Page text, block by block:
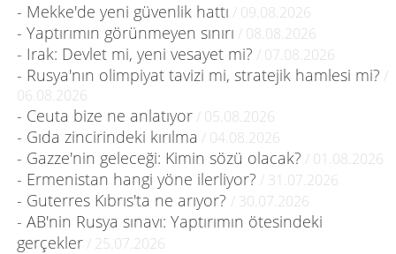
- Mekke'de yeni güvenlik hattı / 09.08.2026
- Yaptırımın görünmeyen sınırı / 08.08.2026
- Irak: Devlet mi, yeni vesayet mi? / 07.08.2026
- Rusya'nın olimpiyat tavizi mi, stratejik hamlesi mi? /
06.08.2026
- Ceuta bize ne anlatıyor/ 05.08.2026
- Gıda zincirindeki kırılma / 04.08.2026
- Gazze'nin geleceği: Kimin sözü olacak? / 01.08.2026
- Ermenistan hangi yöne ilerliyor? / 31.07.2026
- Guterres Kıbrıs'ta ne arıyor? / 30.07.2026
- AB'nin Rusya sınavı: Yaptırımın ötesindeki
gerçekler/ 25.07.2026